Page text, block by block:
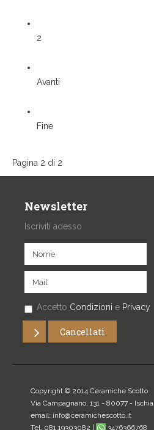
2
Avanti
Fine
Pagina 2 di 2
Newsletter
Iscriviti adesso
Accetto Condizioni e Privacy
Copyright © 2014 Ceramiche Scotto
Via Campagnano, 131 - 80077 - Ischia
email: info@ceramichescotto.it
Tel. 081.19303082 |
3476366768